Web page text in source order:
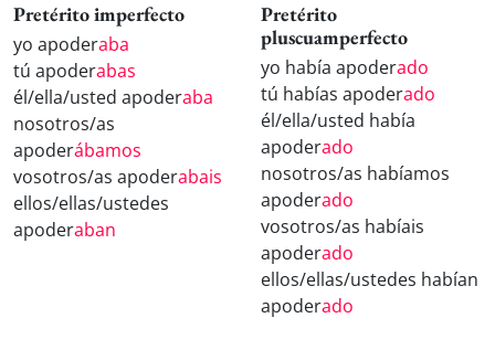
Pretérito imperfecto
yo apoderaba
tú apoderabas
él/ella/usted apoderaba
nosotros/as
apoderábamos
vosotros/as apoderabais
ellos/ellas/ustedes
apoderaban
Pretérito
pluscuamperfecto
yo había apoderado
tú habías apoderado
él/ella/usted había
apoderado
nosotros/as habíamos
apoderado
vosotros/as habíais
apoderado
ellos/ellas/ustedes habían
apoderado